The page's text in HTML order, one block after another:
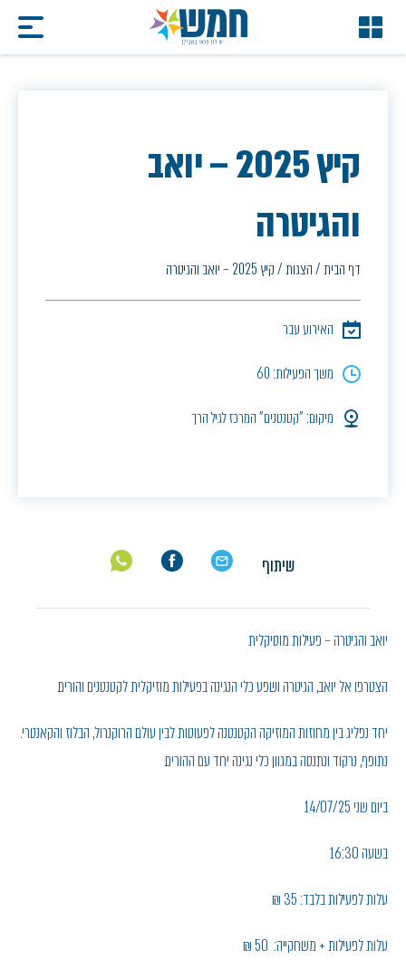
קיץ 2025 – יואב
והגיטרה
דף הבית/הצגות/קיץ 2025 – יואב והגיטרה
האירוע עבר
משך הפעילות: 60
מיקום: "קטנטנים" המרכז לגיל הרך
שיתוף
יואב והגיטרה – פעילות מוסיקלית
הצטרפו אל יואב, הגיטרה ושפע כלי הנגינה בפעילות מוזיקלית לקטנטנים והורים.
יחד נפליג בין מחוזות המוזיקה הקטנטנה לפעוטות לבין עולם הרוקנרול, הבלוז והקאנטרי.
נתופף, נרקוד ונתנסה במגוון כלי נגינה יחד עם ההורים.
ביום שני 14/07/25
בשעה 16:30
עלות לפעילות בלבד: 35 ₪
עלות לפעילות + משחקייה: 50 ₪